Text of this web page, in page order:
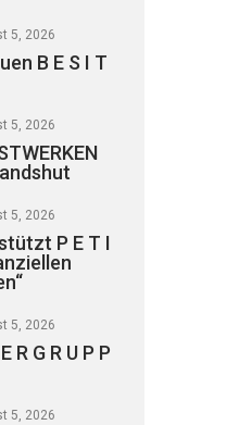
5, 2026
B E S I T
5, 2026
5, 2026
P E T I
5, 2026
R G R U P P
5, 2026